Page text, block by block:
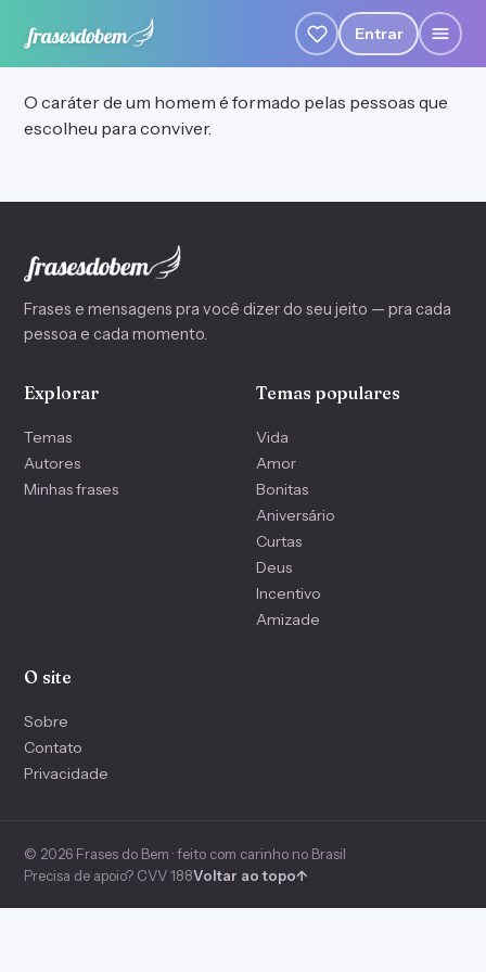
Entrar
O caráter de um homem é formado pelas pessoas que
escolheu para conviver.
Frases e mensagens pra você dizer do seu jeito — pra cada
pessoa e cada momento.
Explorar
Temas
Autores
Minhas frases
Temas populares
Vida
Amor
Bonitas
Aniversário
Curtas
Deus
Incentivo
Amizade
O site
Sobre
Contato
Privacidade
© 2026 Frases do Bem · feito com carinho no Brasil
Precisa de apoio? CVV 188Voltar ao topo↑